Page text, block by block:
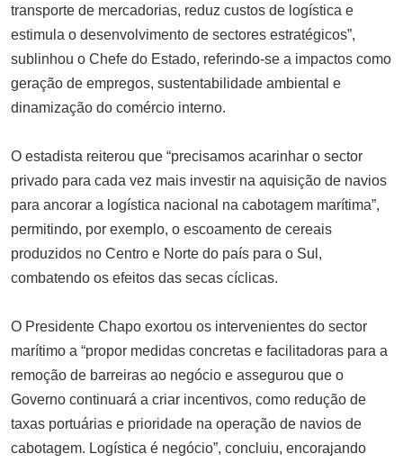
transporte de mercadorias, reduz custos de logística e
estimula o desenvolvimento de sectores estratégicos”,
sublinhou o Chefe do Estado, referindo-se a impactos como
geração de empregos, sustentabilidade ambiental e
dinamização do comércio interno.
O estadista reiterou que “precisamos acarinhar o sector
privado para cada vez mais investir na aquisição de navios
para ancorar a logística nacional na cabotagem marítima”,
permitindo, por exemplo, o escoamento de cereais
produzidos no Centro e Norte do país para o Sul,
combatendo os efeitos das secas cíclicas.
O Presidente Chapo exortou os intervenientes do sector
marítimo a “propor medidas concretas e facilitadoras para a
remoção de barreiras ao negócio e assegurou que o
Governo continuará a criar incentivos, como redução de
taxas portuárias e prioridade na operação de navios de
cabotagem. Logística é negócio”, concluiu, encorajando